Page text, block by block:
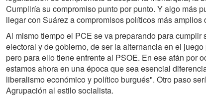
Cumpliría su compromiso punto por punto. Y algo más
llegar con Suárez a compromisos políticos más
Al mismo tiempo el PCE se va preparando para
electoral y de gobierno, de ser la alternancia en el
pero para ello tiene enfrente al PSOE. En ese afán por
estamos ahora en una época que sea esencial
liberalismo económico y político burgués". Otro paso
Agrupación al estilo socialista.